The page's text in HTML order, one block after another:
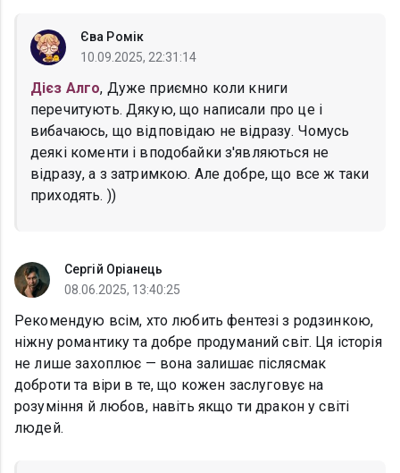
Єва Ромік
10.09.2025, 22:31:14
Дієз Алго, Дуже приємно коли книги
перечитують. Дякую, що написали про це і
вибачаюсь, що відповідаю не відразу. Чомусь
деякі коменти і вподобайки з'являються не
відразу, а з затримкою. Але добре, що все ж таки
приходять. ))
Сергій Оріанець
08.06.2025, 13:40:25
Рекомендую всім, хто любить фентезі з родзинкою,
ніжну романтику та добре продуманий світ. Ця історія
не лише захоплює — вона залишає післясмак
доброти та віри в те, що кожен заслуговує на
розуміння й любов, навіть якщо ти дракон у світі
людей.